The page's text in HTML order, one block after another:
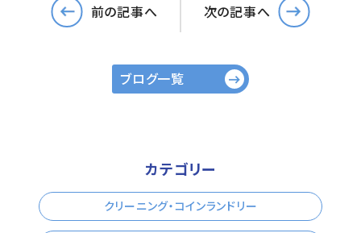
前の記事へ 次の記事へ
ブログ一覧
カテゴリー
クリーニング・コインランドリー